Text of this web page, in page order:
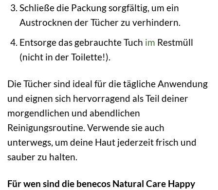
Schließe die Packung sorgfältig, um ein
Austrocknen der Tücher zu verhindern.
Entsorge das gebrauchte Tuch im Restmüll
(nicht in der Toilette!).
Die Tücher sind ideal für die tägliche Anwendung
und eignen sich hervorragend als Teil deiner
morgendlichen und abendlichen
Reinigungsroutine. Verwende sie auch
unterwegs, um deine Haut jederzeit frisch und
sauber zu halten.
Für wen sind die benecos Natural Care Happy